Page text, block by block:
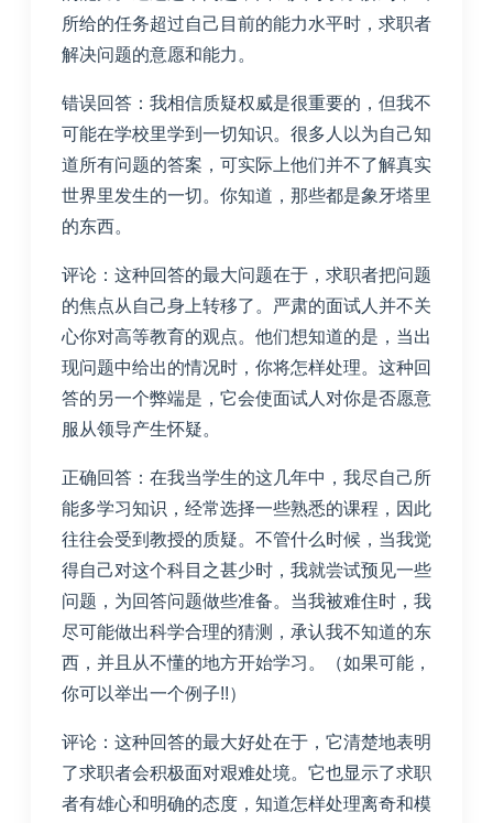
所给的任务超过自己目前的能力水平时，求职者
解决问题的意愿和能力。
错误回答：我相信质疑权威是很重要的，但我不
可能在学校里学到一切知识。很多人以为自己知
道所有问题的答案，可实际上他们并不了解真实
世界里发生的一切。你知道，那些都是象牙塔里
的东西。
评论：这种回答的最大问题在于，求职者把问题
的焦点从自己身上转移了。严肃的面试人并不关
心你对高等教育的观点。他们想知道的是，当出
现问题中给出的情况时，你将怎样处理。这种回
答的另一个弊端是，它会使面试人对你是否愿意
服从领导产生怀疑。
正确回答：在我当学生的这几年中，我尽自己所
能多学习知识，经常选择一些熟悉的课程，因此
往往会受到教授的质疑。不管什么时候，当我觉
得自己对这个科目之甚少时，我就尝试预见一些
问题，为回答问题做些准备。当我被难住时，我
尽可能做出科学合理的猜测，承认我不知道的东
西，并且从不懂的地方开始学习。（如果可能，
你可以举出一个例子!!）
评论：这种回答的最大好处在于，它清楚地表明
了求职者会积极面对艰难处境。它也显示了求职
者有雄心和明确的态度，知道怎样处理离奇和模